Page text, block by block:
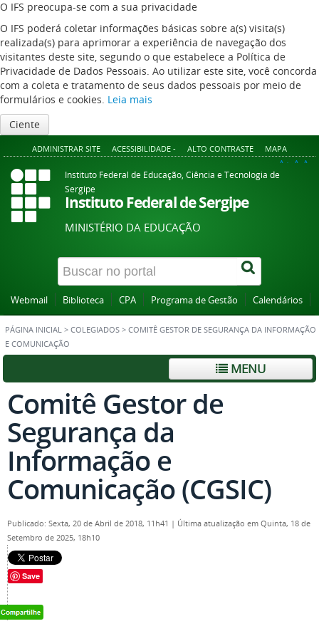
O IFS preocupa-se com a sua privacidade
O IFS poderá coletar informações básicas sobre a(s) visita(s)
realizada(s) para aprimorar a experiência de navegação dos
visitantes deste site, segundo o que estabelece a Política de
Privacidade de Dados Pessoais. Ao utilizar este site, você concorda
com a coleta e tratamento de seus dados pessoais por meio de
formulários e cookies. Leia mais
Ciente
ADMINISTRAR SITE ACESSIBILIDADE - ALTO CONTRASTE MAPA
A+ A A-
Instituto Federal de Educação, Ciência e Tecnologia de
Sergipe
Instituto Federal de Sergipe
MINISTÉRIO DA EDUCAÇÃO
Webmail Biblioteca CPA Programa de Gestão Calendários
PÁGINA INICIAL > COLEGIADOS > COMITÊ GESTOR DE SEGURANÇA DA INFORMAÇÃO
E COMUNICAÇÃO
MENU
Comitê Gestor de
Segurança da
Informação e
Comunicação (CGSIC)
Publicado: Sexta, 20 de Abril de 2018, 11h41 | Última atualização em Quinta, 18 de
Setembro de 2025, 18h10
Save